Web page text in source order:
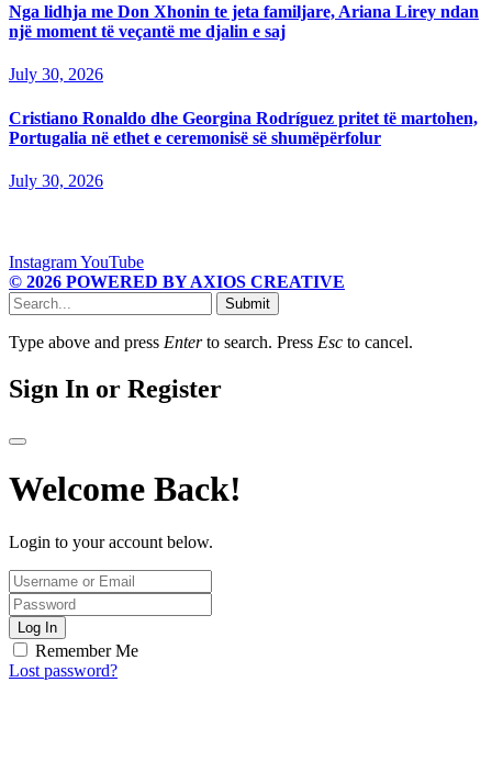
Nga lidhja me Don Xhonin te jeta familjare, Ariana Lirey ndan
një moment të veçantë me djalin e saj
July 30, 2026
Cristiano Ronaldo dhe Georgina Rodríguez pritet të martohen,
Portugalia në ethet e ceremonisë së shumëpërfolur
July 30, 2026
InstagramYouTube
© 2026 POWERED BY AXIOS CREATIVE
Submit
Type above and press Enterto search. Press Esc to cancel.
Sign In or Register
Welcome Back!
Login to your account below.
Log In
Remember Me
Lost password?